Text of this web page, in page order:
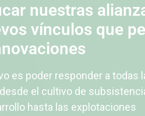
nuestras
vínculos que
es poder responder a todas
el cultivo de
hasta las explotaciones